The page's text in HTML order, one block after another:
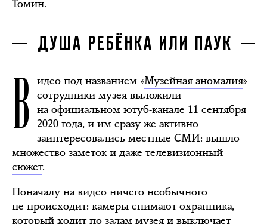
Томин.
ДУША РЕБЁНКА ИЛИ ПАУК
В идео под названием «Музейная аномалия»
сотрудники музея выложили
на официальном ютуб-канале 11 сентября
2020 года, и им сразу же активно
заинтересовались местные СМИ: вышло
множество заметок и даже телевизионный
сюжет.
Поначалу на видео ничего необычного
не происходит: камеры снимают охранника,
который ходит по залам музея и выключает